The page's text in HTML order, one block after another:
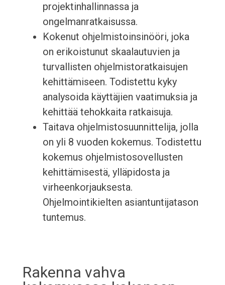
projektinhallinnassa ja
ongelmanratkaisussa.
Kokenut ohjelmistoinsinööri, joka
on erikoistunut skaalautuvien ja
turvallisten ohjelmistoratkaisujen
kehittämiseen. Todistettu kyky
analysoida käyttäjien vaatimuksia ja
kehittää tehokkaita ratkaisuja.
Taitava ohjelmistosuunnittelija, jolla
on yli 8 vuoden kokemus. Todistettu
kokemus ohjelmistosovellusten
kehittämisestä, ylläpidosta ja
virheenkorjauksesta.
Ohjelmointikielten asiantuntijatason
tuntemus.
Rakenna vahva